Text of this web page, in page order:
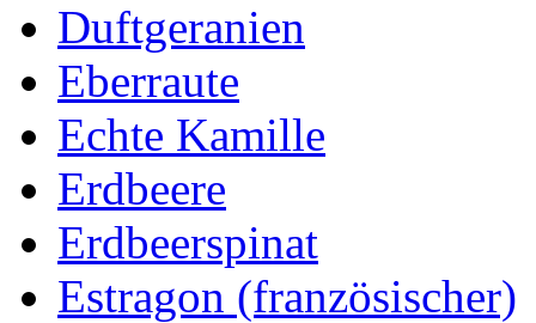
Duftgeranien
Eberraute
Echte Kamille
Erdbeere
Erdbeerspinat
Estragon (französischer)